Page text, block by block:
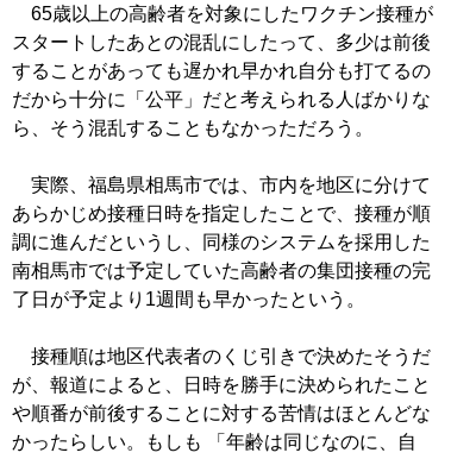
65歳以上の高齢者を対象にしたワクチン接種が
スタートしたあとの混乱にしたって、多少は前後
することがあっても遅かれ早かれ自分も打てるの
だから十分に「公平」だと考えられる人ばかりな
ら、そう混乱することもなかっただろう。
実際、福島県相馬市では、市内を地区に分けて
あらかじめ接種日時を指定したことで、接種が順
調に進んだというし、同様のシステムを採用した
南相馬市では予定していた高齢者の集団接種の完
了日が予定より1週間も早かったという。
接種順は地区代表者のくじ引きで決めたそうだ
が、報道によると、日時を勝手に決められたこと
や順番が前後することに対する苦情はほとんどな
かったらしい。もしも 「年齢は同じなのに、自